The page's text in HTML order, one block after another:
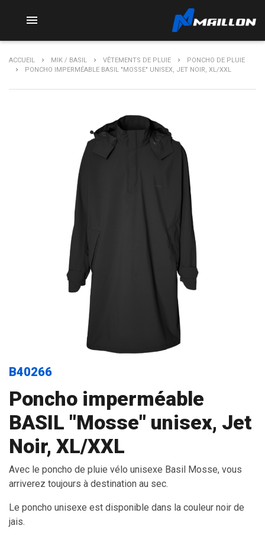

ACCUEIL MIK / BASIL VÊTEMENTS DE PLUIE
PONCHO DE PLUIE
PONCHO IMPERMÉABLE BASIL "MOSSE" UNISEX, JET NOIR, XL/XXL
B40266
Poncho imperméable
BASIL "Mosse" unisex, Jet
Noir, XL/XXL
Avec le poncho de pluie vélo unisexe Basil Mosse, vous
arriverez toujours à destination au sec.
Le poncho unisexe est disponible dans la couleur noir de
jais.